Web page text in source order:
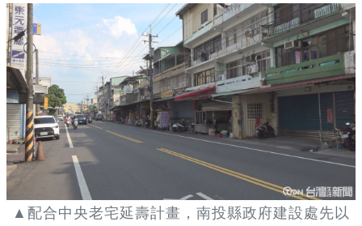
▲配合中央老宅延壽計畫，南投縣政府建設處先以